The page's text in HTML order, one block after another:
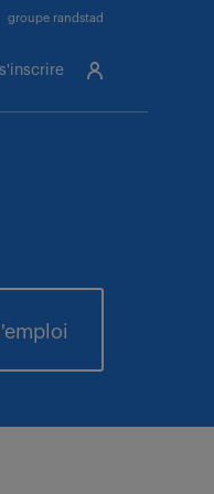
s'inscrire
groupe randstad